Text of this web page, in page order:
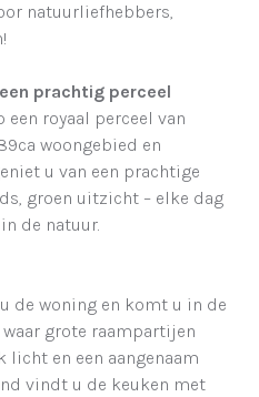
natuurliefhebbers,
prachtig perceel
royaal perceel van
woongebied en
u van een prachtige
groen uitzicht – elke dag
de natuur.
de woning en komt u in de
grote raampartijen
en een aangenaam
vindt u de keuken met